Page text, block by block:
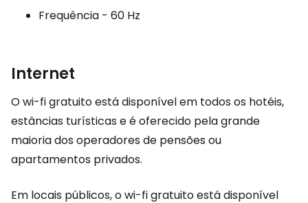
Frequência - 60 Hz
Internet
O wi-fi gratuito está disponível em todos os hotéis,
estâncias turísticas e é oferecido pela grande
maioria dos operadores de pensões ou
apartamentos privados.
Em locais públicos, o wi-fi gratuito está disponível